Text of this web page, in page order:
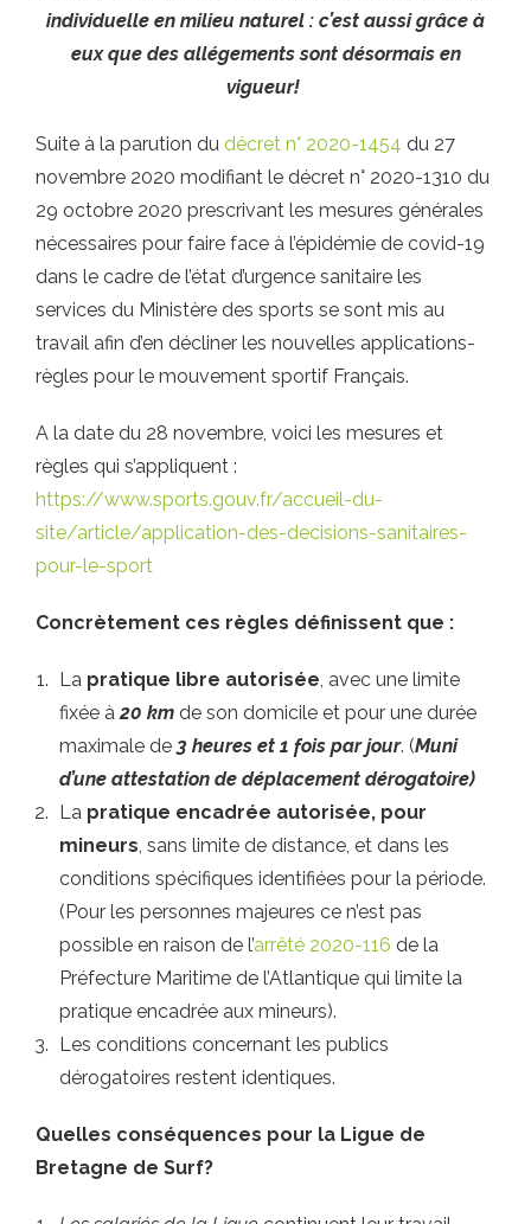
individuelle en milieu naturel : c’est aussi grâce à
eux que des allégements sont désormais en
vigueur!
Suite à la parution du décret n° 2020-1454 du 27
novembre 2020 modifiant le décret n° 2020-1310 du
29 octobre 2020 prescrivant les mesures générales
nécessaires pour faire face à l’épidémie de covid-19
dans le cadre de l’état d’urgence sanitaire les
services du Ministère des sports se sont mis au
travail afin d’en décliner les nouvelles applications-
règles pour le mouvement sportif Français.
A la date du 28 novembre, voici les mesures et
règles qui s’appliquent :
https://www.sports.gouv.fr/accueil-du-
site/article/application-des-decisions-sanitaires-
pour-le-sport
Concrètement ces règles définissent que :
La pratique libre autorisée , avec une limite
fixée à 20 km de son domicile et pour une durée
maximale de 3 heures et 1 fois par jour. (Muni
d’une attestation de déplacement dérogatoire)
La pratique encadrée autorisée, pour
mineurs , sans limite de distance, et dans les
conditions spécifiques identifiées pour la période.
(Pour les personnes majeures ce n’est pas
possible en raison de l’arrêté 2020-116 de la
Préfecture Maritime de l’Atlantique qui limite la
pratique encadrée aux mineurs).
Les conditions concernant les publics
dérogatoires restent identiques.
Quelles conséquences pour la Ligue de
Bretagne de Surf?